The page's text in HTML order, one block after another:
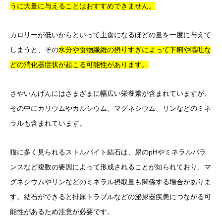
う に大量に与えること はおすすめでき ません。
カロリーが低いからといって主食になるほどの量を一度に与えて
しまうと、その水分や食物繊維の摂りすぎによって下痢や嘔吐な
どの消化器症状が起こる可能性があります。
さやいんげんにはさまざまに幅広い栄養素が含まれていますが、
その中にカリウムやカルシウム、マグネシウム、リンなどのミネ
ラルも含まれています。
猫に多く見られるストルバイト結石は、尿のpHやミネラルバラ
ンスなど複数の要因によって形成されることが知られており、マ
グネシウムやリンなどのミネラル摂取量も関係する場合がありま
す。結石ができると排尿トラブルなどの泌尿器疾患につながる可
能性があるため注意が必要です。